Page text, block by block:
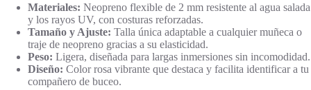
Materiales: Neopreno flexible de 2 mm resistente al agua salada
y los rayos UV, con costuras reforzadas.
Tamaño y Ajuste: Talla única adaptable a cualquier muñeca o
traje de neopreno gracias a su elasticidad.
Peso: Ligera, diseñada para largas inmersiones sin incomodidad.
Diseño: Color rosa vibrante que destaca y facilita identificar a tu
compañero de buceo.